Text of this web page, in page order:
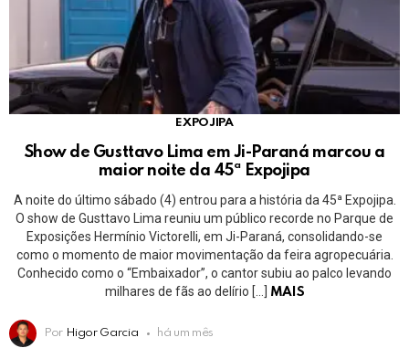
EXPOJIPA
Show de Gusttavo Lima em Ji-Paraná marcou a
maior noite da 45ª Expojipa
A noite do último sábado (4) entrou para a história da 45ª Expojipa.
O show de Gusttavo Lima reuniu um público recorde no Parque de
Exposições Hermínio Victorelli, em Ji-Paraná, consolidando-se
como o momento de maior movimentação da feira agropecuária.
Conhecido como o “Embaixador”, o cantor subiu ao palco levando
milhares de fãs ao delírio […]
MAIS
Por Higor Garcia há um mês